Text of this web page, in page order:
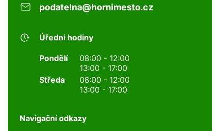
podatelna@hornimesto.cz
Úřední hodiny
Pondělí
08:00 - 12:00
13:00 - 17:00
Středa
08:00 - 12:00
13:00 - 17:00
Navigační odkazy